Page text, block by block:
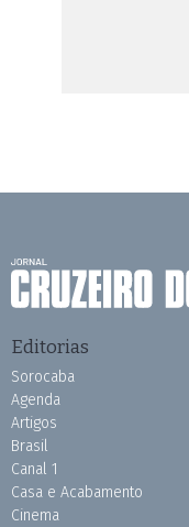
Editorias
Sorocaba
Agenda
Artigos
Brasil
Canal 1
Casa e Acabamento
Cinema